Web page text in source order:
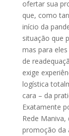
ofertar sua
que, como
início da
situação que
mas para
de
exige
logística
cara – da
Exatamente
Rede
promoção da